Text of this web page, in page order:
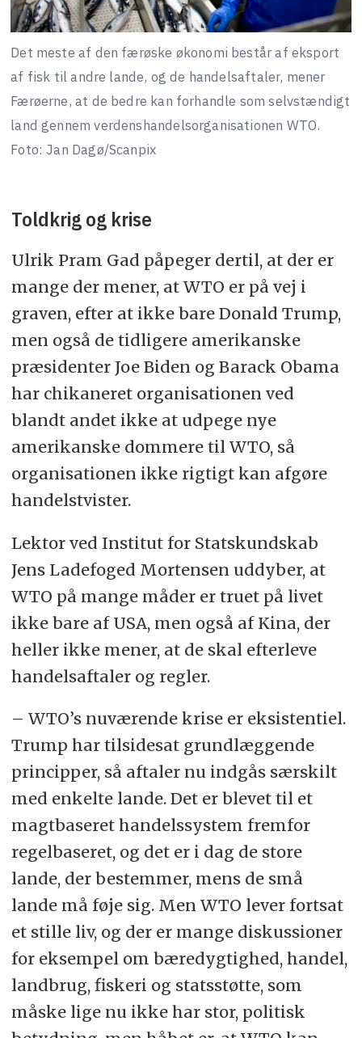
Det meste af den færøske økonomi består af eksport
af fisk til andre lande, og de handelsaftaler, mener
Færøerne, at de bedre kan forhandle som selvstændigt
land gennem verdenshandelsorganisationen WTO.
Foto: Jan Dagø/Scanpix
Toldkrig og krise
Ulrik Pram Gad påpeger dertil, at der er
mange der mener, at WTO er på vej i
graven, efter at ikke bare Donald Trump,
men også de tidligere amerikanske
præsidenter Joe Biden og Barack Obama
har chikaneret organisationen ved
blandt andet ikke at udpege nye
amerikanske dommere til WTO, så
organisationen ikke rigtigt kan afgøre
handelstvister.
Lektor ved Institut for Statskundskab
Jens Ladefoged Mortensen uddyber, at
WTO på mange måder er truet på livet
ikke bare af USA, men også af Kina, der
heller ikke mener, at de skal efterleve
handelsaftaler og regler.
– WTO’s nuværende krise er eksistentiel.
Trump har tilsidesat grundlæggende
principper, så aftaler nu indgås særskilt
med enkelte lande. Det er blevet til et
magtbaseret handelssystem fremfor
regelbaseret, og det er i dag de store
lande, der bestemmer, mens de små
lande må føje sig. Men WTO lever fortsat
et stille liv, og der er mange diskussioner
for eksempel om bæredygtighed, handel,
landbrug, fiskeri og statsstøtte, som
måske lige nu ikke har stor, politisk